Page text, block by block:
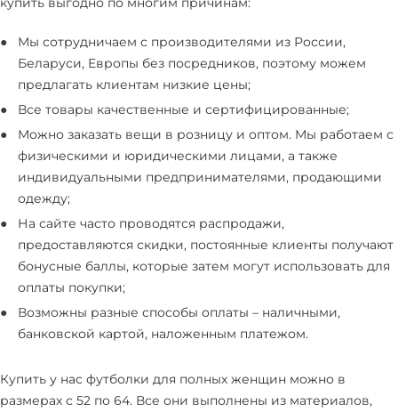
Мы сотрудничаем с производителями из России,
Беларуси, Европы без посредников, поэтому можем
предлагать клиентам низкие цены;
Все товары качественные и сертифицированные;
Можно заказать вещи в розницу и оптом. Мы работаем с
физическими и юридическими лицами, а также
индивидуальными предпринимателями, продающими
одежду;
На сайте часто проводятся распродажи,
предоставляются скидки, постоянные клиенты получают
бонусные баллы, которые затем могут использовать для
оплаты покупки;
Возможны разные способы оплаты – наличными,
банковской картой, наложенным платежом.
Купить у нас футболки для полных женщин можно в
размерах с 52 по 64. Все они выполнены из материалов,